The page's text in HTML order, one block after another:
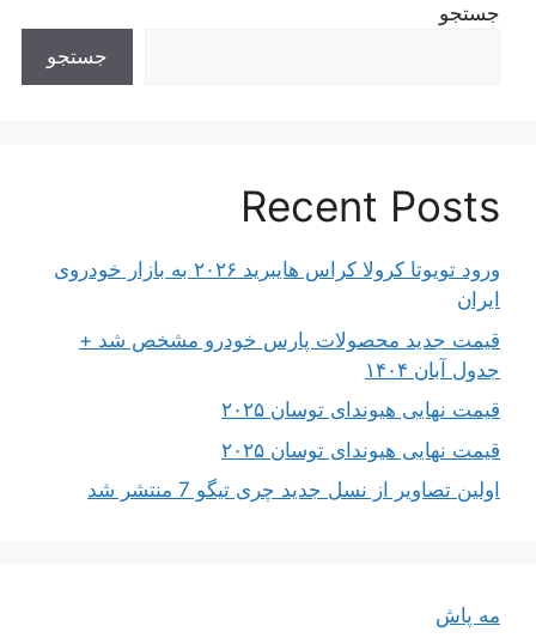
جستجو
جستجو
Recent Posts
ورود تویوتا کرولا کراس هایبرید ۲۰۲۶ به بازار خودروی
ایران
قیمت جدید محصولات پارس خودرو مشخص شد +
جدول آبان ۱۴۰۴
قیمت نهایی هیوندای توسان ۲۰۲۵
قیمت نهایی هیوندای توسان ۲۰۲۵
اولین تصاویر از نسل جدید چری تیگو 7 منتشر شد
مه پاش